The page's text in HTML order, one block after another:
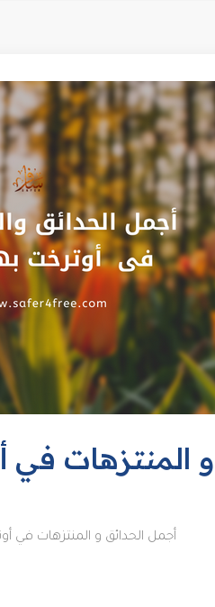
المنتزهات في
أجمل الحدائق و المنتزهات في